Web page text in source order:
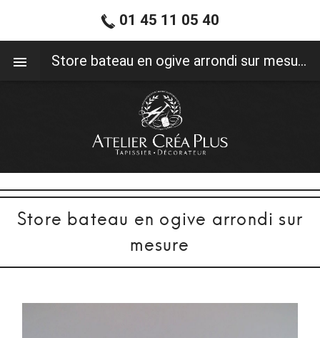
Store bateau en ogive arrondi sur
mesure
01 45 11 05 40
Store bateau en ogive arrondi sur mesure